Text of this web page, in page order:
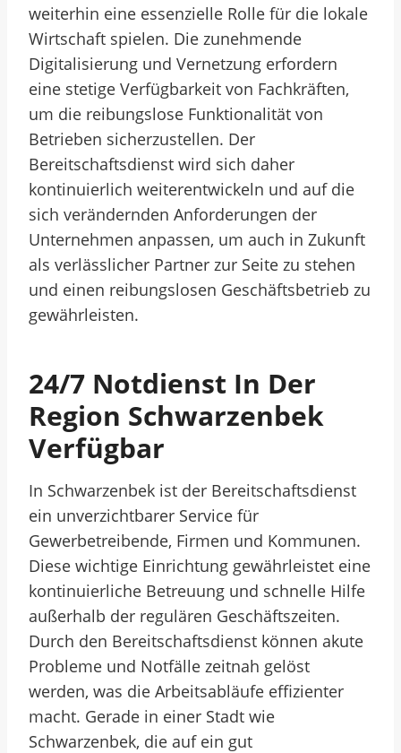
weiterhin eine essenzielle Rolle für die lokale
Wirtschaft spielen. Die zunehmende
Digitalisierung und Vernetzung erfordern
eine stetige Verfügbarkeit von Fachkräften,
um die reibungslose Funktionalität von
Betrieben sicherzustellen. Der
Bereitschaftsdienst wird sich daher
kontinuierlich weiterentwickeln und auf die
sich verändernden Anforderungen der
Unternehmen anpassen, um auch in Zukunft
als verlässlicher Partner zur Seite zu stehen
und einen reibungslosen Geschäftsbetrieb zu
gewährleisten.
24/7 Notdienst In Der
Region Schwarzenbek
Verfügbar
In Schwarzenbek ist der Bereitschaftsdienst
ein unverzichtbarer Service für
Gewerbetreibende, Firmen und Kommunen.
Diese wichtige Einrichtung gewährleistet eine
kontinuierliche Betreuung und schnelle Hilfe
außerhalb der regulären Geschäftszeiten.
Durch den Bereitschaftsdienst können akute
Probleme und Notfälle zeitnah gelöst
werden, was die Arbeitsabläufe effizienter
macht. Gerade in einer Stadt wie
Schwarzenbek, die auf ein gut